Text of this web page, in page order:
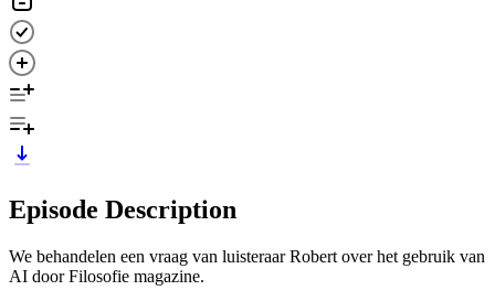
Episode Description
We behandelen een vraag van luisteraar Robert over het gebruik van
AI door Filosofie magazine.